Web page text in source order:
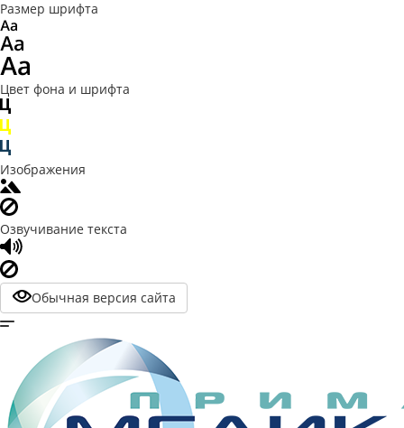
Размер шрифта
Цвет фона и шрифта
Изображения
Озвучивание текста
Обычная версия сайта